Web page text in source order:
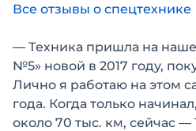
Все отзывы о спецтехнике
— Техника пришла на
№5» новой в 2017 году,
Лично я работаю на этом
года. Когда только
около 70 тыс. км, сейчас —